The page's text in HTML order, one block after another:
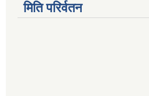
मिति परिर्वतन